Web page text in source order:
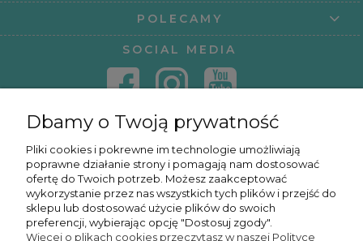
POLECAMY
SOCIAL MEDIA
KURSY ONLINE
Dbamy o Twoją prywatność
Pliki cookies i pokrewne im technologie umożliwiają
poprawne działanie strony i pomagają nam dostosować
ofertę do Twoich potrzeb. Możesz zaakceptować
wykorzystanie przez nas wszystkich tych plików i przejść do
sklepu lub dostosować użycie plików do swoich
preferencji, wybierając opcję "Dostosuj zgody".
Więcej o plikach cookies przeczytasz w naszej Polityce